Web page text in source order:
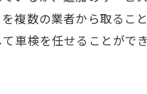
依頼先の専門性
キャンペーン情
複数の業者から取る
車検を任せることができ